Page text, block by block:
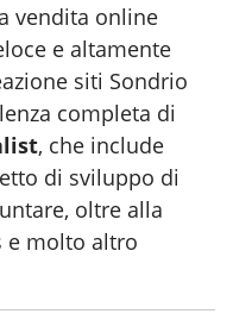
vendita online
e altamente
siti Sondrio
completa di
, che include
di sviluppo di
oltre alla
e molto altro